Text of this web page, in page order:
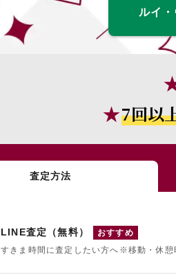
ルイ
7回以
査定方法
LINE査定（無料）
おすすめ
すきま時間に査定したい方へ ※移動・休憩